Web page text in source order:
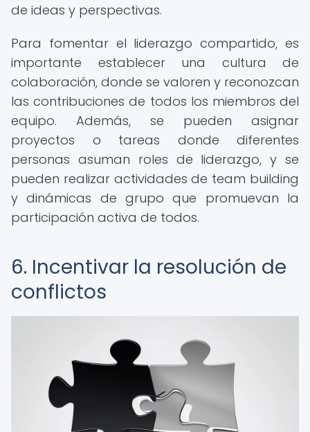
de ideas y perspectivas.
Para fomentar el liderazgo compartido, es
importante establecer una cultura de
colaboración, donde se valoren y reconozcan
las contribuciones de todos los miembros del
equipo. Además, se pueden asignar
proyectos o tareas donde diferentes
personas asuman roles de liderazgo, y se
pueden realizar actividades de team building
y dinámicas de grupo que promuevan la
participación activa de todos.
6. Incentivar la resolución de
conflictos